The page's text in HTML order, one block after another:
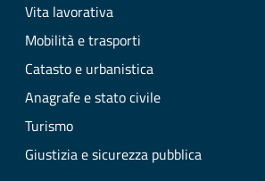
Vita lavorativa
Mobilità e trasporti
Catasto e urbanistica
Anagrafe e stato civile
Turismo
Giustizia e sicurezza pubblica